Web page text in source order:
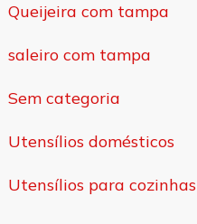
Queijeira com tampa
saleiro com tampa
Sem categoria
Utensílios domésticos
Utensílios para cozinhas